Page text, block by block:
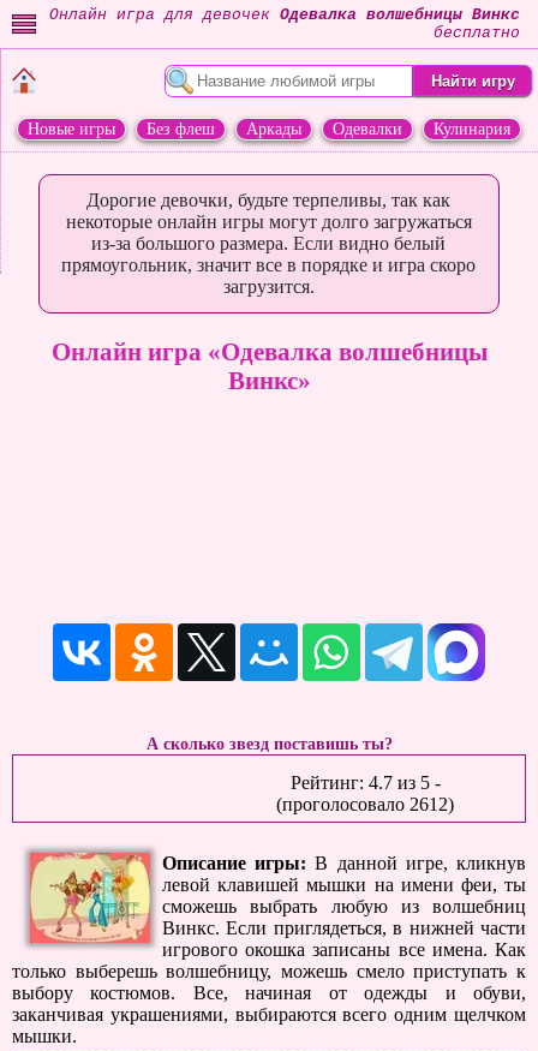
Онлайн игра для девочек Одевалка волшебницы Винкс
бесплатно
Новые игры Без флеш Аркады Одевалки
Кулинария
Дорогие девочки, будьте терпеливы, так как
некоторые онлайн игры могут долго загружаться
из-за большого размера. Если видно белый
прямоугольник, значит все в порядке и игра скоро
загрузится.
Онлайн игра «Одевалка волшебницы
Винкс»
А сколько звезд поставишь ты?
Рейтинг: 4.7из 5-
(проголосовало 2612)
Описание игры: В данной игре, кликнув
левой клавишей мышки на имени феи, ты
сможешь выбрать любую из волшебниц
Винкс. Если приглядеться, в нижней части
игрового окошка записаны все имена. Как
только выберешь волшебницу, можешь смело приступать к
выбору костюмов. Все, начиная от одежды и обуви,
заканчивая украшениями, выбираются всего одним щелчком
мышки.